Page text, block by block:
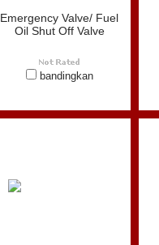
Emergency Valve/ Fuel
Oil Shut Off Valve
bandingkan